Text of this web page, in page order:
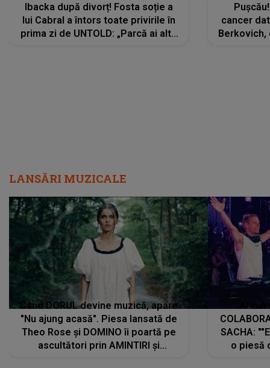
Ibacka după divorț! Fosta soție a
lui Cabral a întors toate privirile în
prima zi de UNTOLD: „Parcă ai altă
cancer
Berkovich,
LANSĂRI MUZICALE
Când DORUL devine muzică, apare
"Nu ajung acasă". Piesa lansată de
Theo Rose și DOMINO îi poartă pe
ascultători prin AMINTIRI și
SACHA:
o piesă